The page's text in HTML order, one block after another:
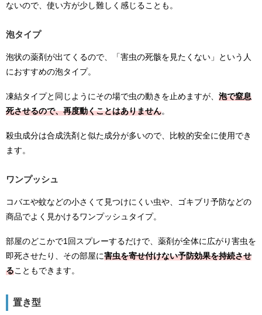
ないので、使い方が少し難しく感じることも。
泡タイプ
泡状の薬剤が出てくるので、「害虫の死骸を見たくない」という人
におすすめの泡タイプ。
凍結タイプと同じようにその場で虫の動きを止めますが、 泡で窒息
死させるので、再度動くことはありません。
殺虫成分は合成洗剤と似た成分が多いので、比較的安全に使用でき
ます。
ワンプッシュ
コバエや蚊などの小さくて見つけにくい虫や、ゴキブリ予防などの
商品でよく見かけるワンプッシュタイプ。
部屋のどこかで1回スプレーするだけで、薬剤が全体に広がり害虫を
即死させたり、その部屋に害虫を寄せ付けない予防効果を持続させ
ることもできます。
置き型